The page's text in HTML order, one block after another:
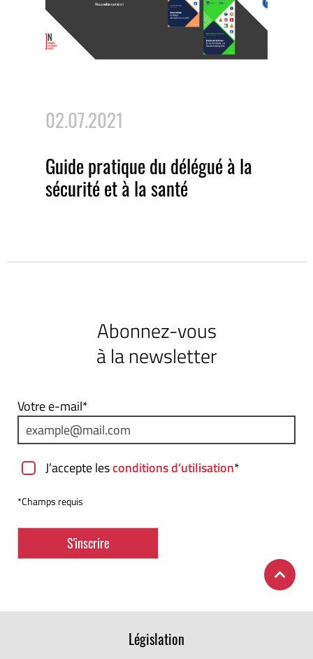
02.07.2021
Guide pratique du délégué à la
sécurité et à la santé
Abonnez-vous
à la newsletter
Votre e-mail*
J’accepte lesconditions d’utilisation*
*Champs requis
Législation